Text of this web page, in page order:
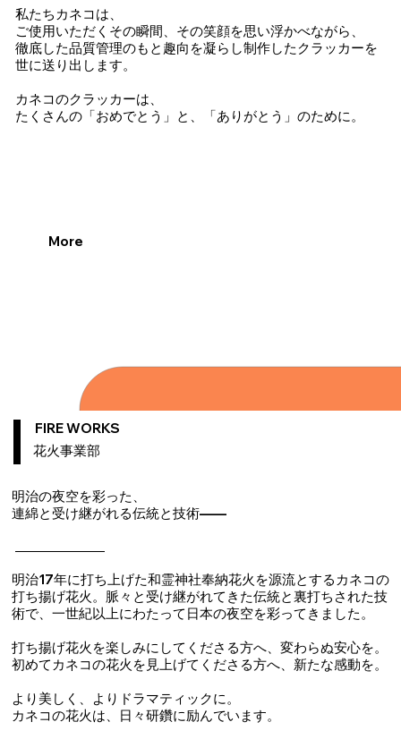
More
私たちカネコは、
ご使用いただくその瞬間、その笑顔を思い浮かべながら、
徹底した品質管理のもと趣向を凝らし制作したクラッカーを
世に送り出します。
​カネコのクラッカーは、
​たくさんの「おめでとう」と、「ありがとう」のために。
​FIRE ​WORKS
​花火事業部
明治の夜空を彩った、
連綿と受け継がれる伝統と技術――
明治17年に打ち上げた和霊神社奉納花火を源流とするカネコの
打ち揚げ花火。脈々と受け継がれてきた伝統と裏打ちされた技
術で、一世紀以上にわたって日本の夜空を彩ってきました。
打ち揚げ花火を楽しみにしてくださる方へ、変わらぬ安心を。
初めてカネコの花火を見上げてくださる方へ、新たな感動を。
より美しく、よりドラマティックに。
​カネコの花火は、日々研鑽に励んでいます。